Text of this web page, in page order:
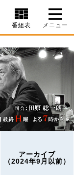
番組表 メニュー
アーカイブ
（2024年9月以前）